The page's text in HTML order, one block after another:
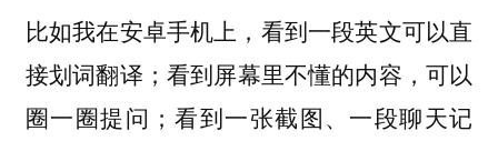
比如我在安卓手机上，看到一段英文可以直
接划词翻译；看到屏幕里不懂的内容，可以
圈一圈提问；看到一张截图、一段聊天记